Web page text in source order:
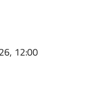
12:00